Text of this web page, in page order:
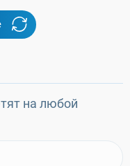
на любой